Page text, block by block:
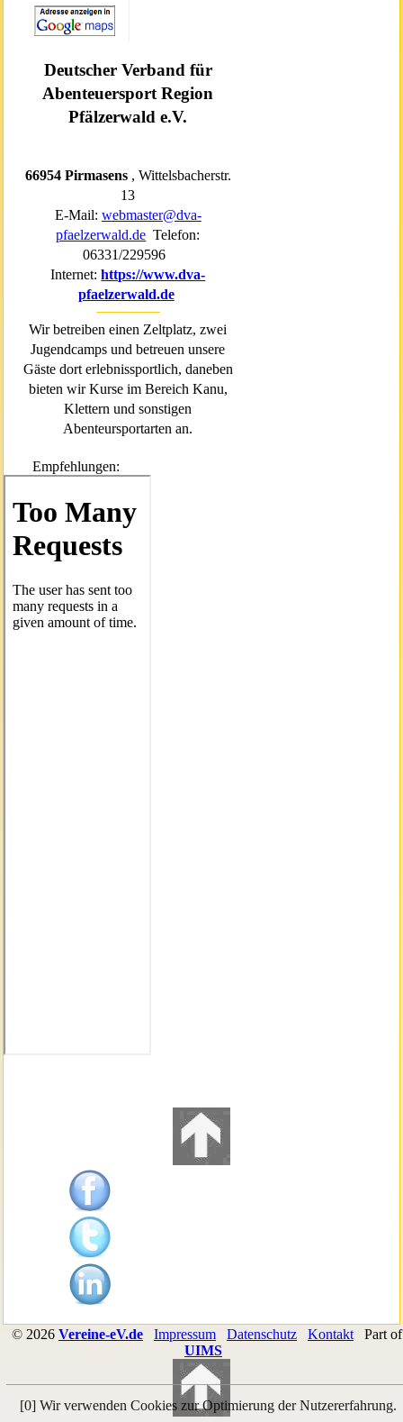
Deutscher Verband für
Abenteuersport Region
Pfälzerwald e.V.
66954 Pirmasens , Wittelsbacherstr.
13
E-Mail: webmaster@dva-
pfaelzerwald.de Telefon:
06331/229596
Internet:https://www.dva-
pfaelzerwald.de
Wir betreiben einen Zeltplatz, zwei
Jugendcamps und betreuen unsere
Gäste dort erlebnissportlich, daneben
bieten wir Kurse im Bereich Kanu,
Klettern und sonstigen
Abenteursportarten an.
Empfehlungen:
[0] Wir verwenden Cookies zur Optimierung der Nutzererfahrung.
© 2026 Vereine-eV.de Impressum Datenschutz Kontakt
Part of
UIMS